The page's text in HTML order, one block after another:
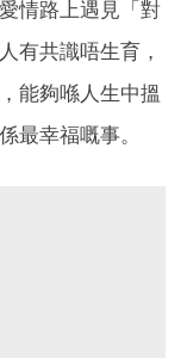
情路上遇見「對
有共識唔生育，
能夠喺人生中搵
最幸福嘅事。